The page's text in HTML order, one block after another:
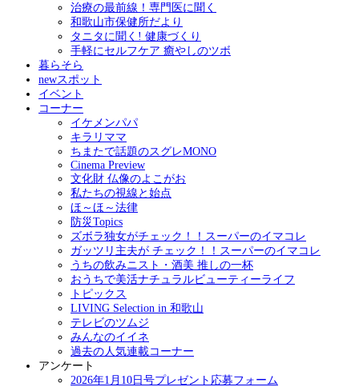
治療の最前線！専門医に聞く
和歌山市保健所だより
タニタに聞く! 健康づくり
手軽にセルフケア 癒やしのツボ
暮らそら
newスポット
イベント
コーナー
イケメンパパ
キラリママ
ちまたで話題のスグレMONO
Cinema Preview
文化財 仏像のよこがお
私たちの視線と始点
ほ～ほ～法律
防災Topics
ズボラ独女がチェック！！スーパーのイマコレ
ガッツリ主夫が チェック！！スーパーのイマコレ
うちの飲みニスト・酒美 推しの一杯
おうちで美活ナチュラルビューティーライフ
トピックス
LIVING Selection in 和歌山
テレビのツムジ
みんなのイイネ
過去の人気連載コーナー
アンケート
2026年1月10日号プレゼント応募フォーム